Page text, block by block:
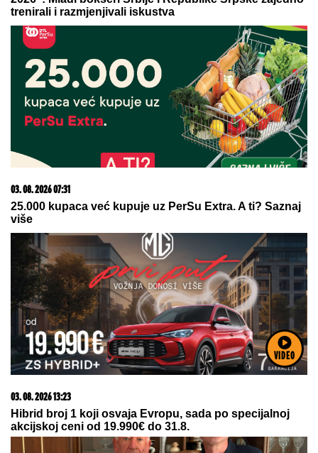
VIDEO
08. 08. 2026 16:10
Dete sa autizmom polivali vodom i mazali mu lak na
usta: Potresno iskustvo žene iz vrtića za Mame
06. 08. 2026 09:39
Marija (3) se igrala u dvorištu i samo je nestala: Posle
42 godine otac je pronašao, zanemeo je kada je saznao
gde je bila